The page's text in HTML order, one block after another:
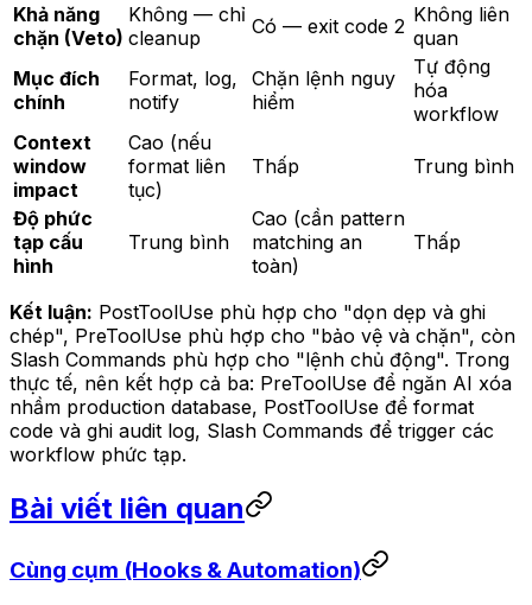
Khả năng
chặn (Veto)
Không — chỉ
cleanup
Có — exit code 2 Không liên
quan
Mục đích
chính
Format, log,
notify
Chặn lệnh nguy
hiểm
Tự động
hóa
workflow
Context
window
impact
Cao (nếu
format liên
tục)
Thấp Trung bình
Độ phức
tạp cấu
hình
Trung bình
Cao (cần pattern
matching an
toàn)
Thấp
Kết luận: PostToolUse phù hợp cho "dọn dẹp và ghi
chép", PreToolUse phù hợp cho "bảo vệ và chặn", còn
Slash Commands phù hợp cho "lệnh chủ động". Trong
thực tế, nên kết hợp cả ba: PreToolUse để ngăn AI xóa
nhầm production database, PostToolUse để format
code và ghi audit log, Slash Commands để trigger các
workflow phức tạp.
Bài viết liên quan
Cùng cụm (Hooks & Automation)